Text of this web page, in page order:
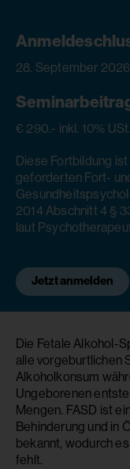
28. September 2026
€ 290.- inkl. 10% USt.
Diese Fortbildung
geforderten Fort-
2014 Abschnitt 4 §
laut
Jetzt anmelden
Die Fetale Alkohol-
alle vorgeburtlichen
Alkoholkonsum
Ungeborenen
Mengen. FASD ist
Behinderung und in
bekannt, wodurch
fehlt.